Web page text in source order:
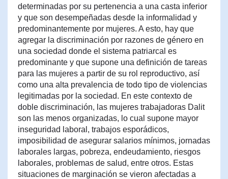
determinadas por su pertenencia a una casta inferior
y que son desempeñadas desde la informalidad y
predominantemente por mujeres. A esto, hay que
agregar la discriminación por razones de género en
una sociedad donde el sistema patriarcal es
predominante y que supone una definición de tareas
para las mujeres a partir de su rol reproductivo, así
como una alta prevalencia de todo tipo de violencias
legitimadas por la sociedad. En este contexto de
doble discriminación, las mujeres trabajadoras Dalit
son las menos organizadas, lo cual supone mayor
inseguridad laboral, trabajos esporádicos,
imposibilidad de asegurar salarios mínimos, jornadas
laborales largas, pobreza, endeudamiento, riesgos
laborales, problemas de salud, entre otros. Estas
situaciones de marginación se vieron afectadas a